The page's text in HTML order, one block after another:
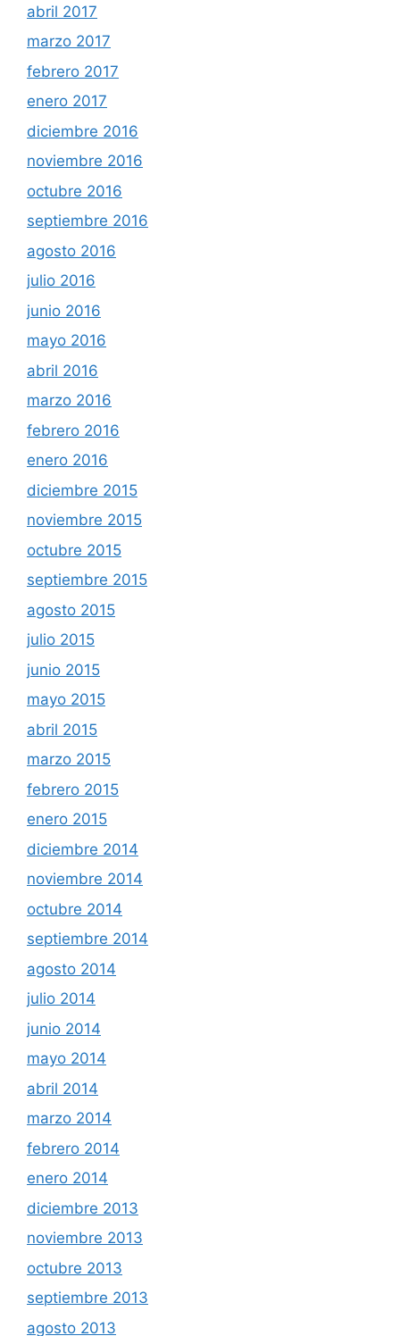
abril 2017
marzo 2017
febrero 2017
enero 2017
diciembre 2016
noviembre 2016
octubre 2016
septiembre 2016
agosto 2016
julio 2016
junio 2016
mayo 2016
abril 2016
marzo 2016
febrero 2016
enero 2016
diciembre 2015
noviembre 2015
octubre 2015
septiembre 2015
agosto 2015
julio 2015
junio 2015
mayo 2015
abril 2015
marzo 2015
febrero 2015
enero 2015
diciembre 2014
noviembre 2014
octubre 2014
septiembre 2014
agosto 2014
julio 2014
junio 2014
mayo 2014
abril 2014
marzo 2014
febrero 2014
enero 2014
diciembre 2013
noviembre 2013
octubre 2013
septiembre 2013
agosto 2013